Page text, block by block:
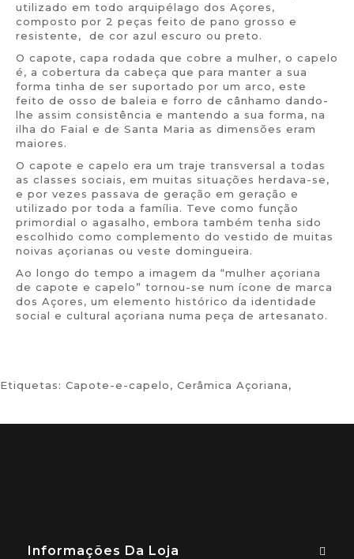
utilizado em todo arquipélago dos Açores,
composto por 2 peças feito de pano grosso e
resistente, de cor azul escuro ou preto.
O capote, capa rodada que cobre a mulher, o capelo
é, a cobertura da cabeça que para manter a sua
forma tinha de ser suportado por um arco, este
feito de osso de baleia e forro de cânhamo dando-
lhe assim consistência e mantendo a sua forma, na
ilha do Faial e de Santa Maria as dimensões eram
maiores.
O capote e capelo era um traje transversal a todas
as classes sociais, em muitas situações herdava-se,
e por vezes passava de geração em geração e
utilizado por toda a família. Teve como função
primordial o agasalho, embora também tenha sido
escolhido como complemento do vestido de muitas
noivas açorianas ou veste domingueira.
Ao longo do tempo a imagem da “mulher açoriana
de capote e capelo” tornou-se num ícone de marca
dos Açores, um elemento histórico da identidade
social e cultural açoriana numa peça de artesanato.
Etiquetas: Capote-e-capelo, Cerâmica Açoriana,
Informações Da Loja